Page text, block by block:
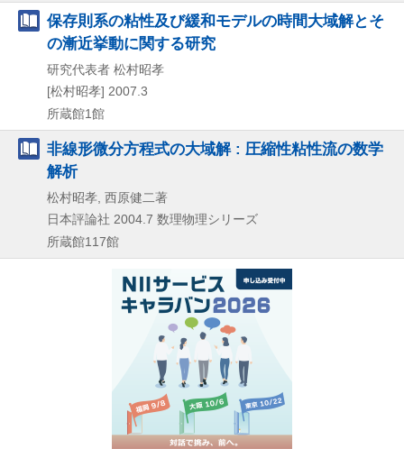
保存則系の粘性及び緩和モデルの時間大域解とそ
の漸近挙動に関する研究
研究代表者 松村昭孝
[松村昭孝] 2007.3
所蔵館1館
非線形微分方程式の大域解 : 圧縮性粘性流の数学
解析
松村昭孝, 西原健二著
日本評論社 2004.7 数理物理シリーズ
所蔵館117館